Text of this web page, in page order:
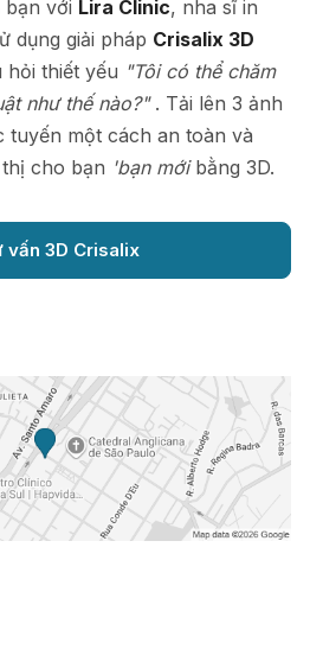
bạn với Lira Clinic, nha sĩ in
dụng giải pháp Crisalix 3D
hỏi thiết yếu "Tôi có thể chăm
như thế nào?" . Tải lên 3 ảnh
một cách an toàn và
cho bạn 'bạn mới bằng 3D.
vấn 3D Crisalix